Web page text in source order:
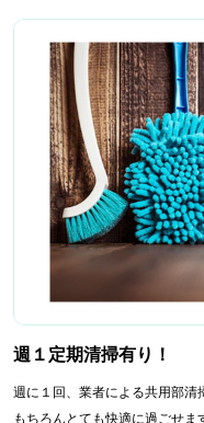
週１定期清掃有り！
週に１回、業者による共用部清
もちろんとても快適に過ごせま